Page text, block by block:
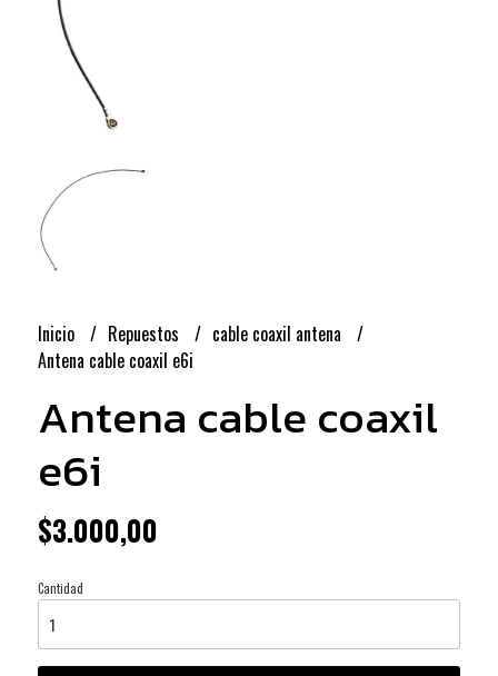
Inicio Repuestos
cable coaxil antena
Antena cable coaxil e6i
Antena cable coaxil
e6i
$3.000,00
Cantidad